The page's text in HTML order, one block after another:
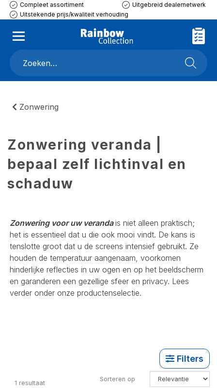
Compleet assortiment
Uitgebreid dealernetwerk
Uitstekende prijs/kwaliteit verhouding
Zonwering
Zonwering veranda |
bepaal zelf lichtinval en
schaduw
Zonwering voor uw verandais niet alleen praktisch;
het is essentieel dat u die ook mooi vindt. De kans is
tenslotte groot dat u de screens intensief gebruikt. Ze
houden de temperatuur aangenaam, voorkomen
hinderlijke reflecties in uw ogen en op het beeldscherm
en garanderen een gezellige sfeer en privacy. Lees
verder onder onze productenselectie.
Filters
1 resultaat Sorteren op